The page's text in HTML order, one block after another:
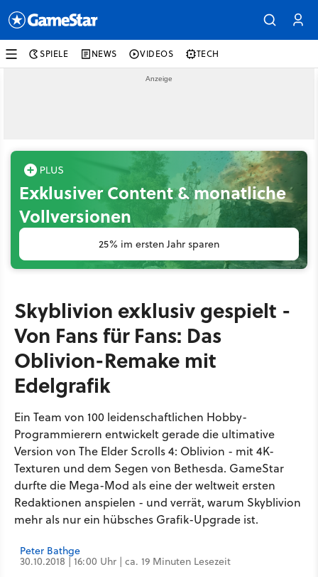
SPIELE NEWS VIDEOS TECH
Exklusiver Content & monatliche
Vollversionen
25% im ersten Jahr sparen
Skyblivion exklusiv gespielt -
Von Fans für Fans: Das
Oblivion-Remake mit
Edelgrafik
Ein Team von 100 leidenschaftlichen Hobby-
Programmierern entwickelt gerade die ultimative
Version von The Elder Scrolls 4: Oblivion - mit 4K-
Texturen und dem Segen von Bethesda. GameStar
durfte die Mega-Mod als eine der weltweit ersten
Redaktionen anspielen - und verrät, warum Skyblivion
mehr als nur ein hübsches Grafik-Upgrade ist.
Peter Bathge
30.10.2018 | 16:00 Uhr | ca. 19 Minuten Lesezeit